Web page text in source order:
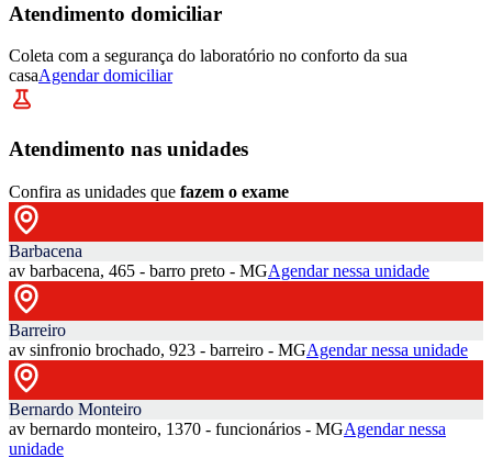
Atendimento domiciliar
Coleta com a segurança do laboratório no conforto da sua
casaAgendar domiciliar
Atendimento nas unidades
Confira as unidades que fazem o exame
Barbacena
av barbacena, 465 - barro preto - MGAgendar nessa unidade
Barreiro
av sinfronio brochado, 923 - barreiro - MGAgendar nessa unidade
Bernardo Monteiro
av bernardo monteiro, 1370 - funcionários - MGAgendar nessa
unidade